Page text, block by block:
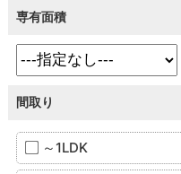
専有面積
間取り
～1LDK